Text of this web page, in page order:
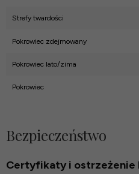
Strefy twardości
Pokrowiec zdejmowany
Pokrowiec lato/zima
Pokrowiec
Bezpieczeństwo
Certyfikaty i ostrzeżenie